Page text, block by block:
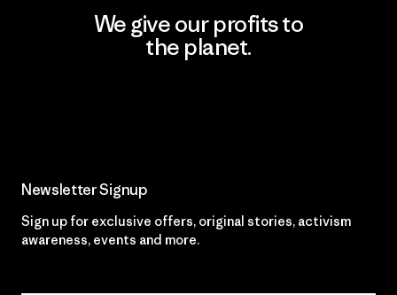
We give our profits to
the planet.
Newsletter Signup
Sign up for exclusive offers, original stories, activism
awareness, events and more.